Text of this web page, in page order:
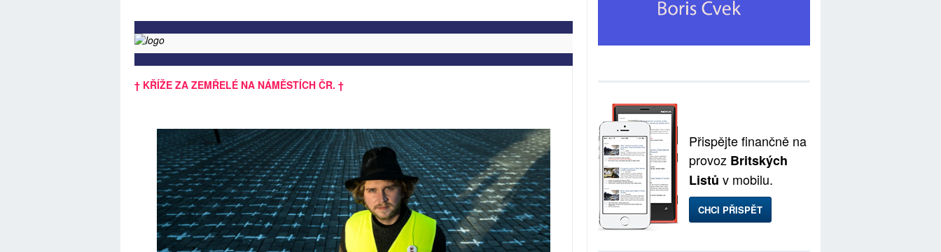
† KŘÍŽE ZA ZEMŘELÉ NA NÁMĚSTÍCH ČR. †
Přispějte finančně na
provoz Britských
Listů v mobilu.
CHCI PŘISPĚT